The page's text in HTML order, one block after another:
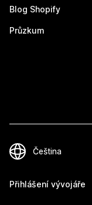
Blog Shopify
Průzkum
Přihlášení vývojáře